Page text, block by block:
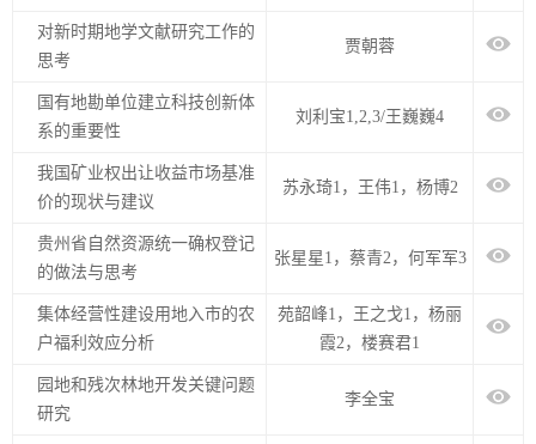
对新时期地学文献研究工作的
思考
贾朝蓉
国有地勘单位建立科技创新体
系的重要性
刘利宝1,2,3/王巍巍4
我国矿业权出让收益市场基准
价的现状与建议
苏永琦1，王伟1，杨博2
贵州省自然资源统一确权登记
的做法与思考
张星星1，蔡青2，何军军3
集体经营性建设用地入市的农
户福利效应分析
苑韶峰1，王之戈1，杨丽
霞2，楼赛君1
园地和残次林地开发关键问题
研究
李全宝